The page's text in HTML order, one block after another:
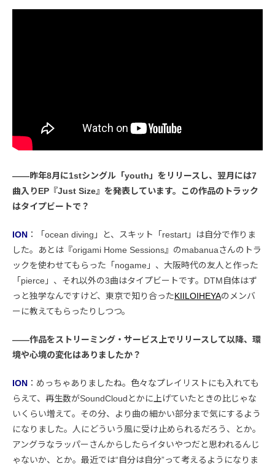
――昨年8月に1stシングル「youth」をリリースし、翌月には7
曲入りEP『Just Size』を発表しています。この作品のトラック
はタイプビートで？
ION ：「ocean diving」と、スキット「restart」は自分で作りま
した。あとは『origami Home Sessions』のmabanuaさんのトラ
ックを使わせてもらった「nogame」、大阪時代の友人と作った
「pierce」、それ以外の3曲はタイプビートです。DTM自体はず
っと独学なんですけど、東京で知り合ったKIILOIHEYAのメンバ
ーに教えてもらったりしつつ。
――作品をストリーミング・サービス上でリリースして以降、環
境や心境の変化はありましたか？
ION ：めっちゃありましたね。色々なプレイリストにも入れても
らえて、再生数がSoundCloudとかに上げていたときの比じゃな
いくらい増えて。その分、より曲の細かい部分まで気にするよう
になりました。人にどういう風に受け止められるだろう、とか。
アングラなラッパーさんからしたらイタいやつだと思われるんじ
ゃないか、とか。最近では“自分は自分”って考えるようになりま